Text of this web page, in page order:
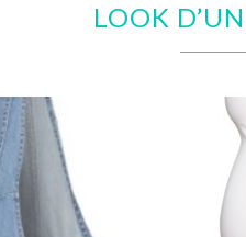
LOOK